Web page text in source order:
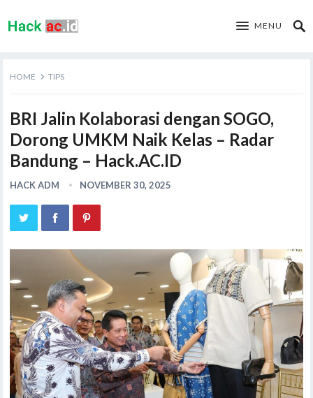
MENU
HOME TIPS
BRI Jalin Kolaborasi dengan SOGO,
Dorong UMKM Naik Kelas – Radar
Bandung – Hack.AC.ID
HACK ADM NOVEMBER 30, 2025